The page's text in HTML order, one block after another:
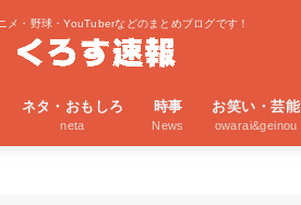
メ・野球・YouTuberなどのまとめブログです！
ネタ・おもしろ
neta
時事
News
お笑い・芸能
owarai&geinou